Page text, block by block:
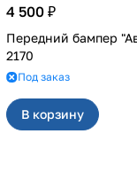
4 500 ₽
Передний бампер
2170
Под заказ
В корзину